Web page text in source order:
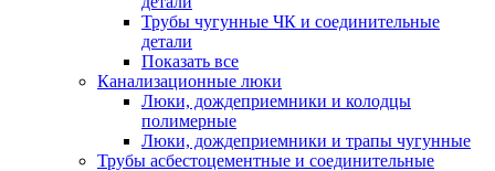
Трубы чугунные ЧК и соединительные
детали
Показать все
Канализационные люки
Люки, дождеприемники и колодцы
полимерные
Люки, дождеприемники и трапы чугунные
Трубы асбестоцементные и соединительные